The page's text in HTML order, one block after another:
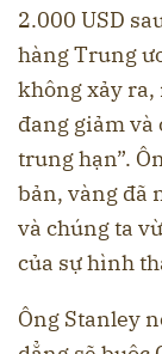
2.000 USD
hàng Trung
không xảy ra,
đang giảm và
trung hạn”.
bản, vàng đã
và chúng ta
của sự hình
Ông Stanley